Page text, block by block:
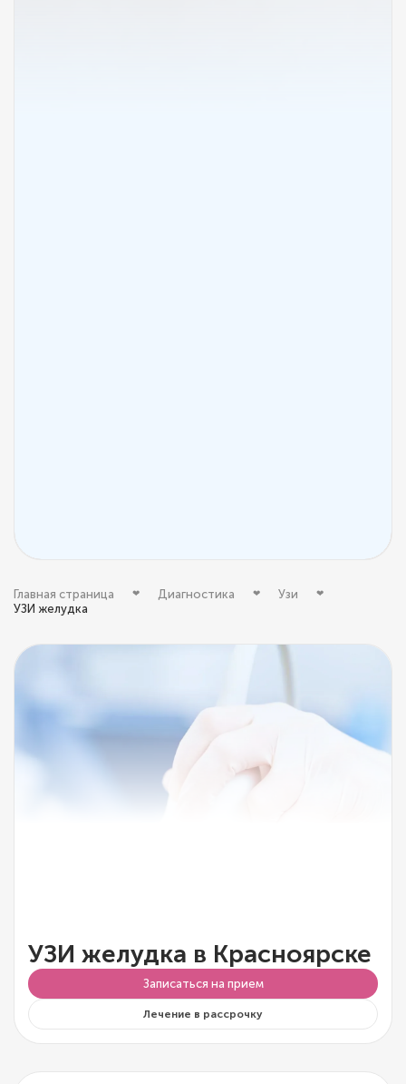
Главная страница Диагностика
Узи
УЗИ желудка
УЗИ желудка в Красноярске
Записаться на прием
Лечение в рассрочку